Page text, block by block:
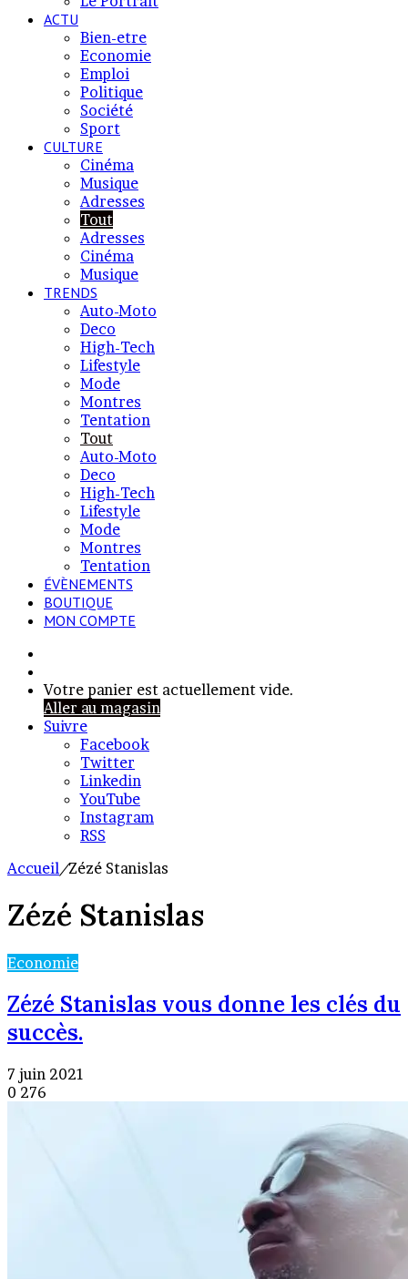
ACTU
Bien-etre
Economie
Emploi
Politique
Société
Sport
CULTURE
Cinéma
Musique
Adresses
Tout
Adresses
Cinéma
Musique
TRENDS
Auto-Moto
Deco
High-Tech
Lifestyle
Mode
Montres
Tentation
Tout
Auto-Moto
Deco
High-Tech
Lifestyle
Mode
Montres
Tentation
ÉVÈNEMENTS
BOUTIQUE
MON COMPTE
Aléatoire
Voir
votre
panier
Votre panier est actuellement vide.
Aller au magasin
Suivre
Facebook
Twitter
Linkedin
YouTube
Instagram
RSS
Accueil/Zézé Stanislas
Zézé Stanislas
Economie
Zézé Stanislas vous donne les clés du
succès.
7 juin 2021
0 276